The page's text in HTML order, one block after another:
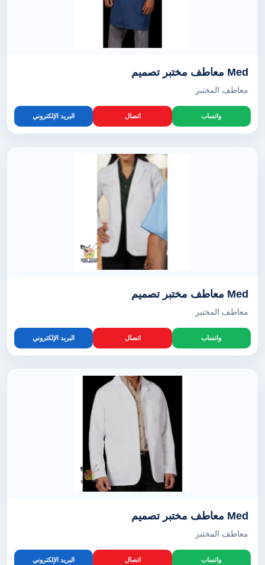
Med معاطف مختبر تصميم
معاطف المختبر
واتساب اتصال البريد الإلكتروني
Med معاطف مختبر تصميم
معاطف المختبر
واتساب اتصال البريد الإلكتروني
Med معاطف مختبر تصميم
معاطف المختبر
واتساب اتصال البريد الإلكتروني